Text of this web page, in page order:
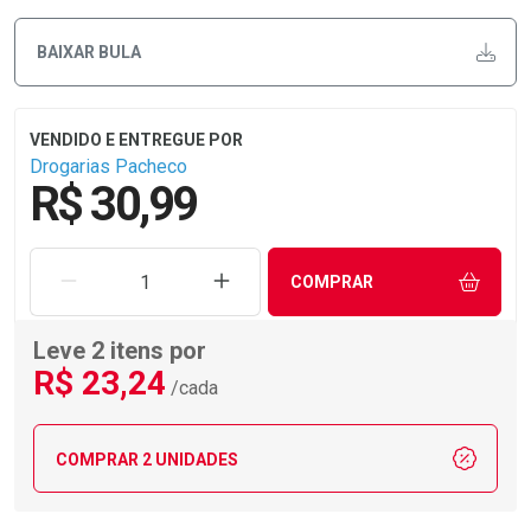
BAIXAR BULA
Drogarias Pacheco
R$ 30,99
REMOVER UMA UNIDADEAUMENTAR UMA UNIDADE
COMPRAR
Leve 2 itens por
R$ 23,24 /cada
COMPRAR 2 UNIDADES